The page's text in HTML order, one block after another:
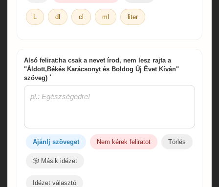
L dl cl ml liter
Alsó felirat:ha csak a nevet írod, nem lesz rajta a
"Áldott,Békés Karácsonyt és Boldog Új Évet Kíván"
szöveg) *
Ajánlj szöveget Nem kérek feliratot Törlés
🎲 Másik idézet
Idézet választó